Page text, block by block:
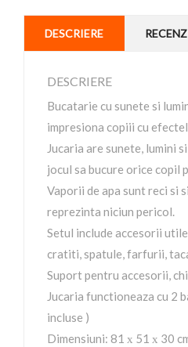
DESCRIERE
DESCRIERE
Bucatarie cu sunete si
impresiona copiii cu
Jucaria are sunete, lumini
jocul sa bucure orice copil
Vaporii de apa sunt reci si
reprezinta niciun pericol.
Setul include accesorii
cratiti, spatule, farfurii,
Suport pentru accesorii,
Jucaria functioneaza cu 2
incluse )
Dimensiuni: 81 х 51 х 30